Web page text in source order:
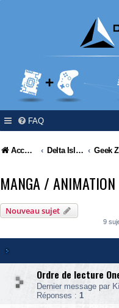
FAQ
Accueil Delta Island
MANGA / ANIMATION
Nouveau sujet
9
Ordre de lecture
Dernier message par
Réponses : 1